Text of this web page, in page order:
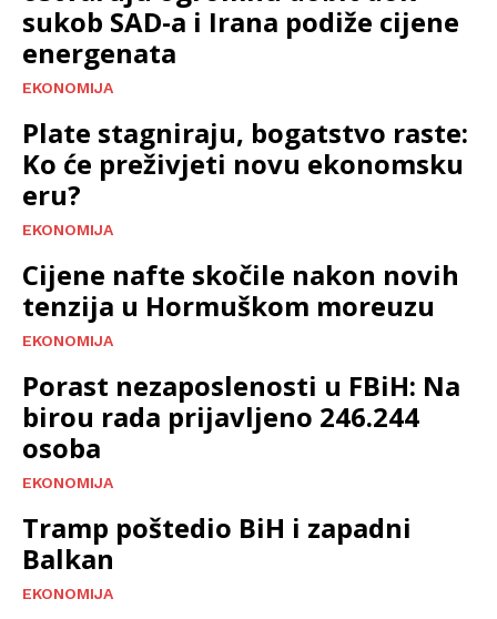
sukob SAD-a i Irana podiže cijene
energenata
EKONOMIJA
Plate stagniraju, bogatstvo raste:
Ko će preživjeti novu ekonomsku
eru?
EKONOMIJA
Cijene nafte skočile nakon novih
tenzija u Hormuškom moreuzu
EKONOMIJA
Porast nezaposlenosti u FBiH: Na
birou rada prijavljeno 246.244
osoba
EKONOMIJA
Tramp poštedio BiH i zapadni
Balkan
EKONOMIJA